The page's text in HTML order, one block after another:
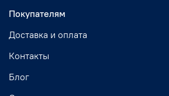
Покупателям
Доставка и оплата
Контакты
Блог